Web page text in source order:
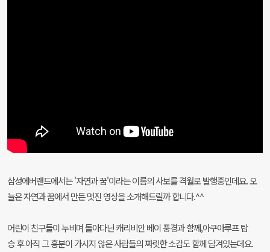
삼성에버랜드에서는 '자연과 꿈'이라는 이름의 사보를 격월로 발행중인데요. 오
늘은 자연과 꿈에서 만든 멋진 영상을 소개해드릴까 합니다.^^
어린이 친구들이 누비며 돌아다닌 캐리비안 베이 풍경과 함께,아쿠아루프 탑
승 후 아직 그 흥분이 가시지 않은 사람들의 짜릿한 소감도 함께 담겨있는데요.